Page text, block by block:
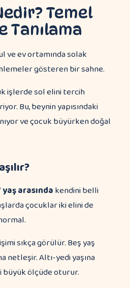
Temel
Tanılama
işlerde sol elini tercih
Bu, beynin yapısındaki
ve çocuk büyürken doğal
arasındakendini belli
çocuklar iki elini de
sıkça görülür. Beş yaş
netleşir. Altı-yedi yaşına
büyük ölçüde oturur.